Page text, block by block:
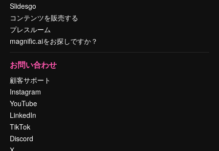
Slidesgo
コンテンツを販売する
プレスルーム
magnific.aiをお探しですか？
お問い合わせ
顧客サポート
Instagram
YouTube
LinkedIn
TikTok
Discord